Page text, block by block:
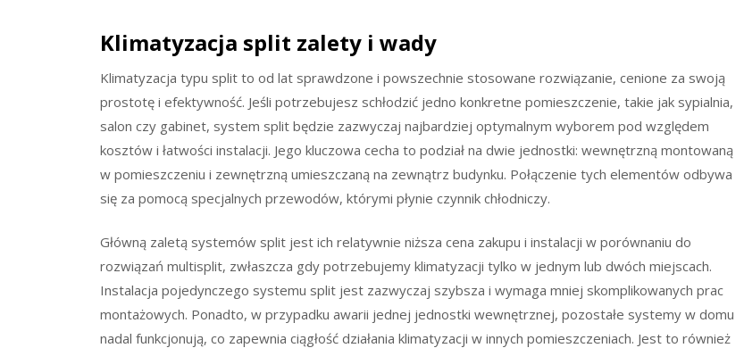
Klimatyzacja split zalety i wady
Klimatyzacja typu split to od lat sprawdzone i powszechnie stosowane rozwiązanie, cenione za swoją
prostotę i efektywność. Jeśli potrzebujesz schłodzić jedno konkretne pomieszczenie, takie jak sypialnia,
salon czy gabinet, system split będzie zazwyczaj najbardziej optymalnym wyborem pod względem
kosztów i łatwości instalacji. Jego kluczowa cecha to podział na dwie jednostki: wewnętrzną montowaną
w pomieszczeniu i zewnętrzną umieszczaną na zewnątrz budynku. Połączenie tych elementów odbywa
się za pomocą specjalnych przewodów, którymi płynie czynnik chłodniczy.
Główną zaletą systemów split jest ich relatywnie niższa cena zakupu i instalacji w porównaniu do
rozwiązań multisplit, zwłaszcza gdy potrzebujemy klimatyzacji tylko w jednym lub dwóch miejscach.
Instalacja pojedynczego systemu split jest zazwyczaj szybsza i wymaga mniej skomplikowanych prac
montażowych. Ponadto, w przypadku awarii jednej jednostki wewnętrznej, pozostałe systemy w domu
nadal funkcjonują, co zapewnia ciągłość działania klimatyzacji w innych pomieszczeniach. Jest to również